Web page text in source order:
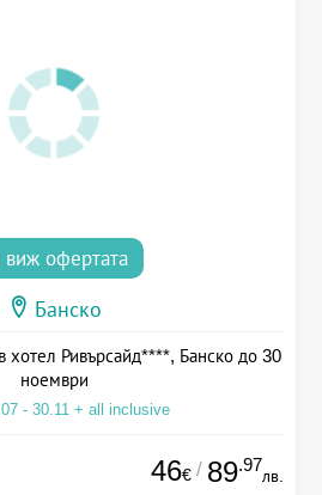
виж офертата
Банско
Ривърсайд****, Банско до 30
ноември
- 30.11 + all inclusive
46€ / 89.97
лв.